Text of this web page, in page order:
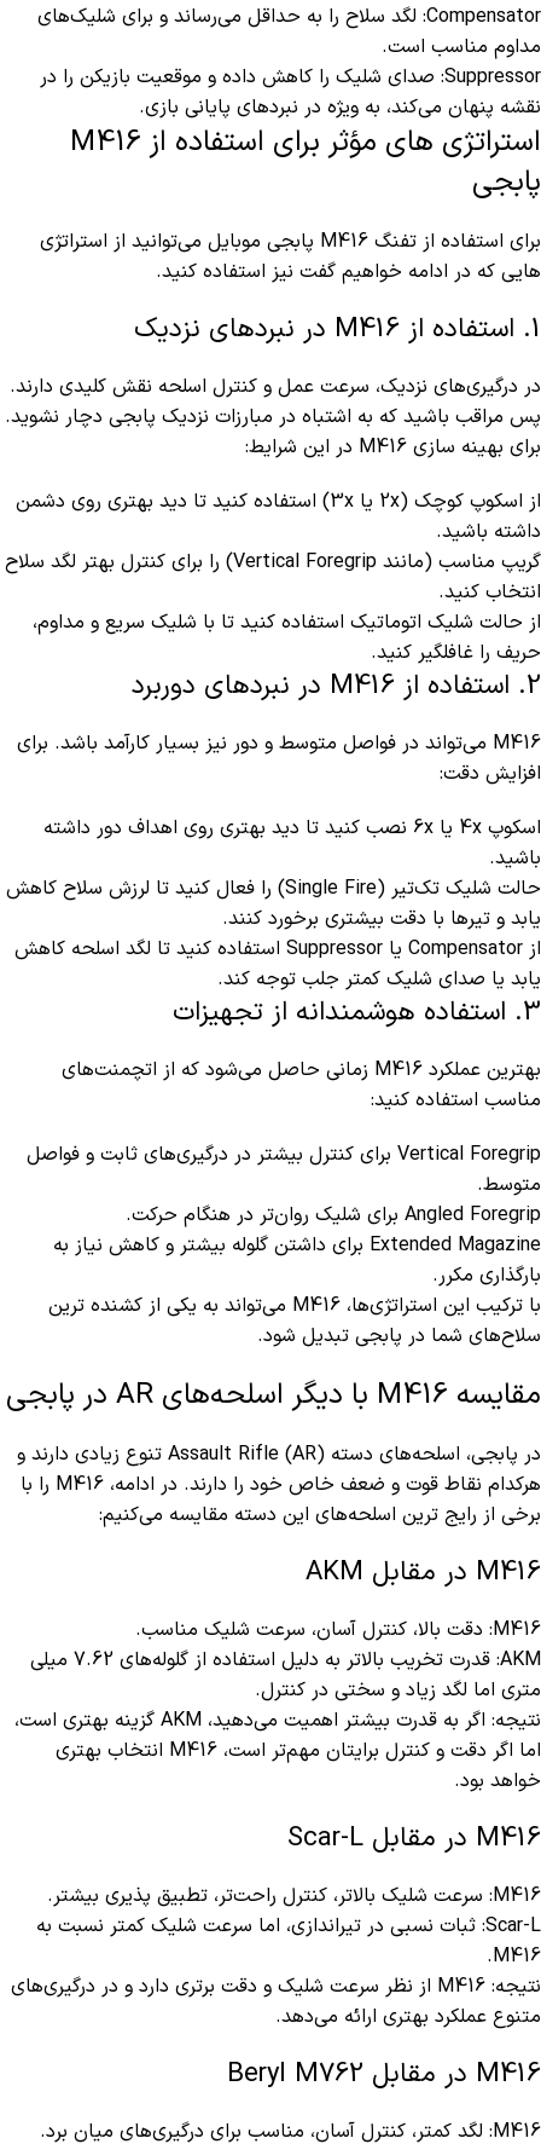
Compensator: لگد سلاح را به حداقل می‌رساند و برای شلیک‌های
مداوم مناسب است.
Suppressor: صدای شلیک را کاهش داده و موقعیت بازیکن را در
نقشه پنهان می‌کند، به‌ ویژه در نبردهای پایانی بازی.
استراتژی های مؤثر برای استفاده از M416
پابجی
برای استفاده از تفنگ M416 پابجی موبایل می‌توانید از استراتژی
هایی که در ادامه خواهیم گفت نیز استفاده کنید.
1. استفاده از M416 در نبردهای نزدیک
در درگیری‌های نزدیک، سرعت عمل و کنترل اسلحه نقش کلیدی دارند.
پس مراقب باشید که به اشتباه در مبارزات نزدیک پابجی دچار نشوید.
برای بهینه‌ سازی M416 در این شرایط:
از اسکوپ کوچک (2x یا 3x) استفاده کنید تا دید بهتری روی دشمن
داشته باشید.
گریپ مناسب (مانند Vertical Foregrip) را برای کنترل بهتر لگد سلاح
انتخاب کنید.
از حالت شلیک اتوماتیک استفاده کنید تا با شلیک سریع و مداوم،
حریف را غافلگیر کنید.
2. استفاده از M416 در نبردهای دوربرد
M416 می‌تواند در فواصل متوسط و دور نیز بسیار کارآمد باشد. برای
افزایش دقت:
اسکوپ 4x یا 6x نصب کنید تا دید بهتری روی اهداف دور داشته
باشید.
حالت شلیک تک‌تیر (Single Fire) را فعال کنید تا لرزش سلاح کاهش
یابد و تیرها با دقت بیشتری برخورد کنند.
از Compensator یا Suppressor استفاده کنید تا لگد اسلحه کاهش
یابد یا صدای شلیک کمتر جلب توجه کند.
3. استفاده هوشمندانه از تجهیزات
بهترین عملکرد M416 زمانی حاصل می‌شود که از اتچمنت‌های
مناسب استفاده کنید:
Vertical Foregrip برای کنترل بیشتر در درگیری‌های ثابت و فواصل
متوسط.
Angled Foregrip برای شلیک روان‌تر در هنگام حرکت.
Extended Magazine برای داشتن گلوله بیشتر و کاهش نیاز به
بارگذاری مکرر.
با ترکیب این استراتژی‌ها، M416 می‌تواند به یکی از کشنده‌ ترین
سلاح‌های شما در پابجی تبدیل شود.
مقایسه M416 با دیگر اسلحه‌های AR در پابجی
در پابجی، اسلحه‌های دسته Assault Rifle (AR) تنوع زیادی دارند و
هرکدام نقاط قوت و ضعف خاص خود را دارند. در ادامه، M416 را با
برخی از رایج‌ ترین اسلحه‌های این دسته مقایسه می‌کنیم:
M416 در مقابل AKM
M416: دقت بالا، کنترل آسان، سرعت شلیک مناسب.
AKM: قدرت تخریب بالاتر به دلیل استفاده از گلوله‌های 7.62 میلی‌
متری اما لگد زیاد و سختی در کنترل.
نتیجه: اگر به قدرت بیشتر اهمیت می‌دهید، AKM گزینه بهتری است،
اما اگر دقت و کنترل برایتان مهم‌تر است، M416 انتخاب بهتری
خواهد بود.
M416 در مقابل Scar-L
M416: سرعت شلیک بالاتر، کنترل راحت‌تر، تطبیق‌ پذیری بیشتر.
Scar-L: ثبات نسبی در تیراندازی، اما سرعت شلیک کمتر نسبت به
M416.
نتیجه: M416 از نظر سرعت شلیک و دقت برتری دارد و در درگیری‌های
متنوع عملکرد بهتری ارائه می‌دهد.
M416 در مقابل Beryl M762
M416: لگد کمتر، کنترل آسان، مناسب برای درگیری‌های میان‌ برد.